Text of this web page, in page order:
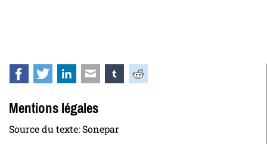
Facebook
TwitterLinkedInE-mail tumblrReddit
Mentions légales
Source du texte: Sonepar